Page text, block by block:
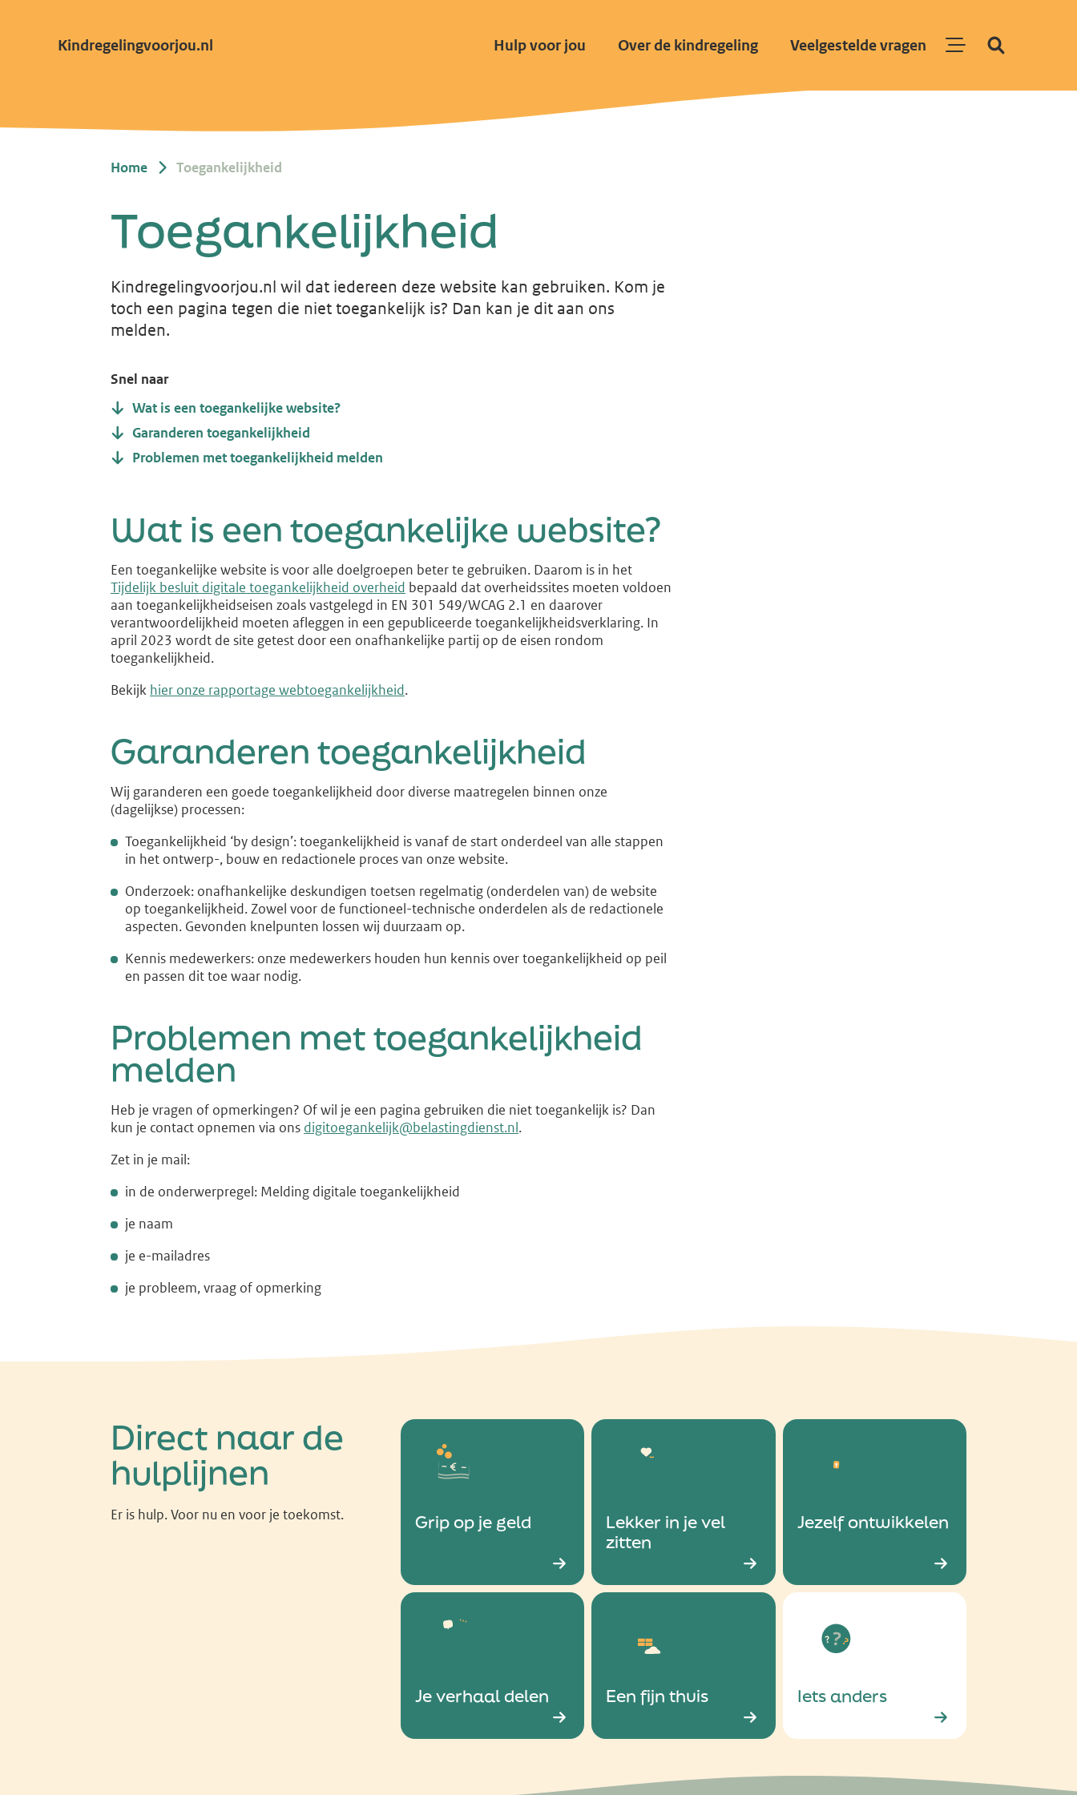
Kindregelingvoorjou.nl Hulp voor jou Over de kindregeling Veelgestelde vragen
Home Toegankelijkheid
Toegankelijkheid
Kindregelingvoorjou.nl wil dat iedereen deze website kan gebruiken. Kom je
toch een pagina tegen die niet toegankelijk is? Dan kan je dit aan ons
melden.
Snel naar
Wat is een toegankelijke website?
Garanderen toegankelijkheid
Problemen met toegankelijkheid melden
Wat is een toegankelijke website?
Een toegankelijke website is voor alle doelgroepen beter te gebruiken. Daarom is in het
Tijdelijk besluit digitale toegankelijkheid overheid bepaald dat overheidssites moeten voldoen
aan toegankelijkheidseisen zoals vastgelegd in EN 301 549/WCAG 2.1 en daarover
verantwoordelijkheid moeten afleggen in een gepubliceerde toegankelijkheidsverklaring. In
april 2023 wordt de site getest door een onafhankelijke partij op de eisen rondom
toegankelijkheid.
Bekijk hier onze rapportage webtoegankelijkheid.
Garanderen toegankelijkheid
Wij garanderen een goede toegankelijkheid door diverse maatregelen binnen onze
(dagelijkse) processen:
Toegankelijkheid ‘by design’: toegankelijkheid is vanaf de start onderdeel van alle stappen
in het ontwerp-, bouw en redactionele proces van onze website.
Onderzoek: onafhankelijke deskundigen toetsen regelmatig (onderdelen van) de website
op toegankelijkheid. Zowel voor de functioneel-technische onderdelen als de redactionele
aspecten. Gevonden knelpunten lossen wij duurzaam op.
Kennis medewerkers: onze medewerkers houden hun kennis over toegankelijkheid op peil
en passen dit toe waar nodig.
Problemen met toegankelijkheid
melden
Heb je vragen of opmerkingen? Of wil je een pagina gebruiken die niet toegankelijk is? Dan
kun je contact opnemen via ons digitoegankelijk@belastingdienst.nl.
Zet in je mail:
in de onderwerpregel: Melding digitale toegankelijkheid
je naam
je e-mailadres
je probleem, vraag of opmerking
Direct naar de
hulplijnen
Er is hulp. Voor nu en voor je toekomst. Grip op je geld
Lekker in je vel
zitten
Jezelf ontwikkelen
Je verhaal delen Een fijn thuis Iets anders